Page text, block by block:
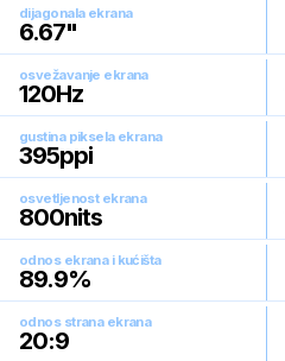
dijagonala ekrana
6.67"
osvežavanje ekrana
120Hz
gustina piksela ekrana
395ppi
osvetljenost ekrana
800nits
odnos ekrana i kućišta
89.9%
odnos strana ekrana
20:9